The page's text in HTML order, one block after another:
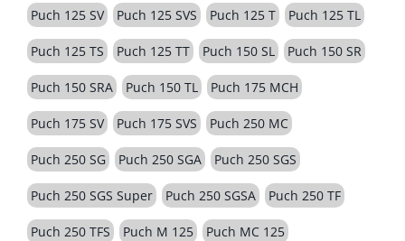
Puch 125 SV Puch 125 SVS Puch 125 T Puch 125 TL
Puch 125 TS Puch 125 TT Puch 150 SL Puch 150 SR
Puch 150 SRA Puch 150 TL Puch 175 MCH
Puch 175 SV Puch 175 SVS Puch 250 MC
Puch 250 SG Puch 250 SGA Puch 250 SGS
Puch 250 SGS Super Puch 250 SGSA Puch 250 TF
Puch 250 TFS Puch M 125 Puch MC 125